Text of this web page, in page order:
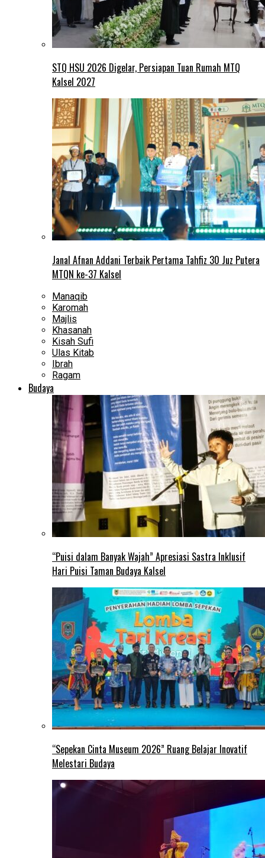
STQ HSU 2026 Digelar, Persiapan Tuan Rumah MTQ
Kalsel 2027
Janal Afnan Addani Terbaik Pertama Tahfiz 30 Juz Putera
MTQN ke-37 Kalsel
Manaqib
Karomah
Majlis
Khasanah
Kisah Sufi
Ulas Kitab
Ibrah
Ragam
Budaya
“Puisi dalam Banyak Wajah” Apresiasi Sastra Inklusif
Hari Puisi Taman Budaya Kalsel
“Sepekan Cinta Museum 2026” Ruang Belajar Inovatif
Melestari Budaya